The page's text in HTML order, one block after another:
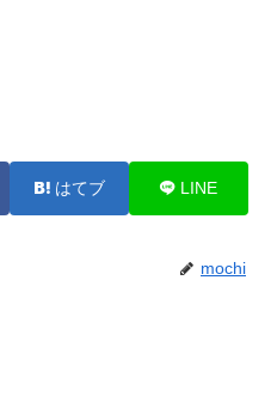
はてブ LINE
mochi